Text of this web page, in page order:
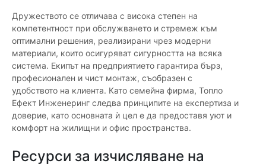
Дружеството се отличава с висока степен на
компетентност при обслужването и стремеж към
оптимални решения, реализирани чрез модерни
материали, които осигуряват сигурността на всяка
система. Екипът на предприятието гарантира бърз,
професионален и чист монтаж, съобразен с
удобството на клиента. Като семейна фирма, Топло
Ефект Инженеринг следва принципите на експертиза и
доверие, като основната ѝ цел е да предоставя уют и
комфорт на жилищни и офис пространства.
Ресурси за изчисляване на